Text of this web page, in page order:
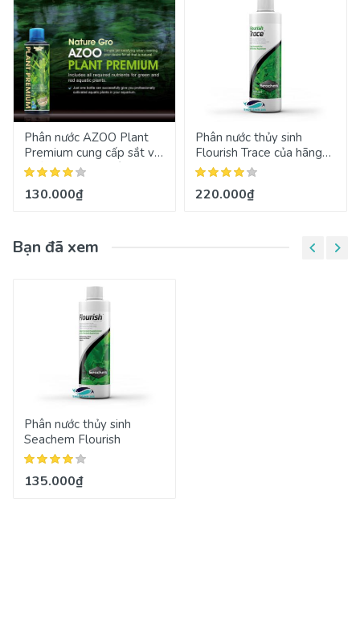
Phân nước AZOO Plant
Premium cung cấp sắt và
chất hữu cơ cho cây
130.000₫
Phân nước thủy sinh
Flourish Trace của hãng
Seachem
220.000₫
Bạn đã xem
Phân nước thủy sinh
Seachem Flourish
135.000₫